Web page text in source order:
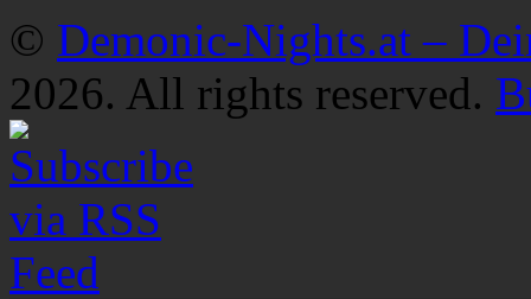
© Demonic-Nights.at –
2026. All rights reserved.